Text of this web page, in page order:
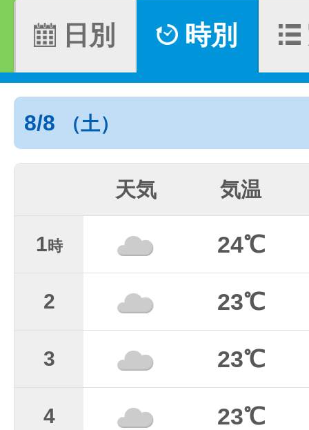
日別 時別
8/8 （土）
天気 気温
1時 24℃
2 23℃
3 23℃
4 23℃